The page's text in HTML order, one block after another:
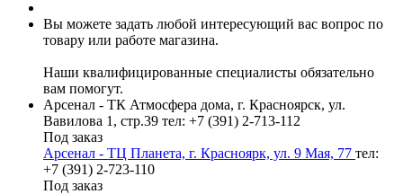
Вы можете задать любой интересующий вас вопрос по
товару или работе магазина.
Наши квалифицированные специалисты обязательно
вам помогут.
Арсенал - ТК Атмосфера дома, г. Красноярск, ул.
Вавилова 1, стр.39 тел: +7 (391) 2-713-112
Под заказ
Арсенал - ТЦ Планета, г. Красноярк, ул. 9 Мая, 77 тел:
+7 (391) 2-723-110
Под заказ